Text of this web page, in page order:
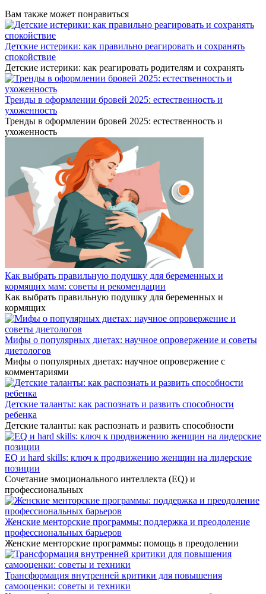
Вам также может понравиться
Детские истерики: как правильно реагировать и сохранять
спокойствие
Детские истерики: как реагировать родителям и сохранять
Тренды в оформлении бровей 2025: естественность и
ухоженность
Тренды в оформлении бровей 2025: естественность и
ухоженность
Как выбрать правильную подушку для беременных и
кормящих мам: советы и рекомендации
Как выбрать правильную подушку для беременных и
кормящих
Мифы о популярных диетах: научное опровержение и советы
диетологов
Мифы о популярных диетах: научное опровержение с
комментариями
Детские таланты: как распознать и развить способности
ребенка
Детские таланты: как распознать и развить способности
EQ и hard skills: ключ к продвижению женщин на лидерские
позиции
Сочетание эмоционального интеллекта (EQ) и
профессиональных
Женские менторские программы: поддержка и преодоление
профессиональных барьеров
Женские менторские программы: помощь в преодолении
Трансформация внутренней критики для повышения
самооценки: советы и техники